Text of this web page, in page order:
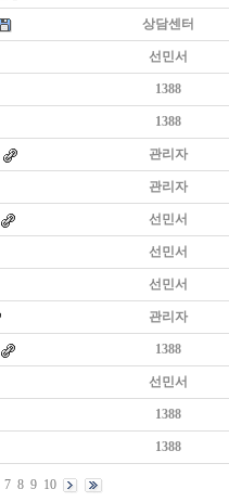
상담센터
선민서
1388
1388
관리자
관리자
선민서
선민서
선민서
관리자
1388
선민서
1388
1388
7 8 9 10